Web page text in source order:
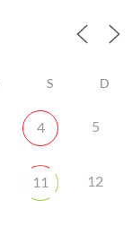
S D
4 5
11 12